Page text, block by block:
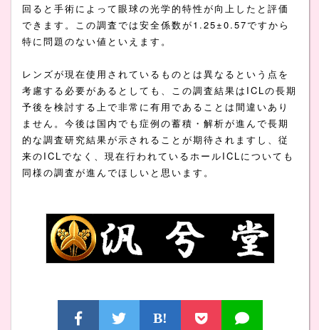
回ると手術によって眼球の光学的特性が向上したと評価
できます。この調査では安全係数が1.25±0.57ですから
特に問題のない値といえます。
レンズが現在使用されているものとは異なるという点を
考慮する必要があるとしても、この調査結果はICLの長期
予後を検討する上で非常に有用であることは間違いあり
ません。今後は国内でも症例の蓄積・解析が進んで長期
的な調査研究結果が示されることが期待されますし、従
来のICLでなく、現在行われているホールICLについても
同様の調査が進んでほしいと思います。
B!